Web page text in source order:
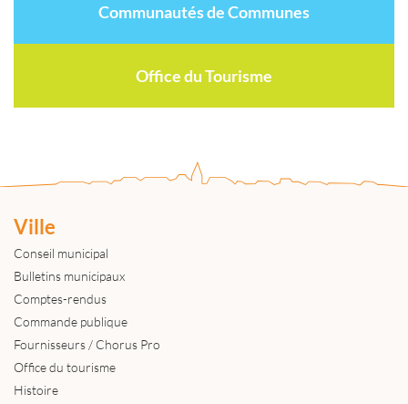
Communautés de Communes
Office du Tourisme
Ville
Conseil municipal
Bulletins municipaux
Comptes-rendus
Commande publique
Fournisseurs / Chorus Pro
Office du tourisme
Histoire